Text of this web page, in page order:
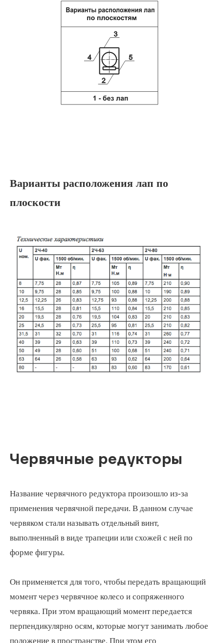
Варианты расположения лап по
плоскости
Червячные редукторы
Название червячного редуктора произошло из-за
применения червячной передачи. В данном случае
червяком стали называть отдельный винт,
выполненный в виде трапеции или схожей с ней по
форме фигуры.
Он применяется для того, чтобы передать вращающий
момент через червячное колесо и сопряженного
червяка. При этом вращающий момент передается
перпендикулярно осям, которые могут занимать любое
положение в пространстве. При этом его